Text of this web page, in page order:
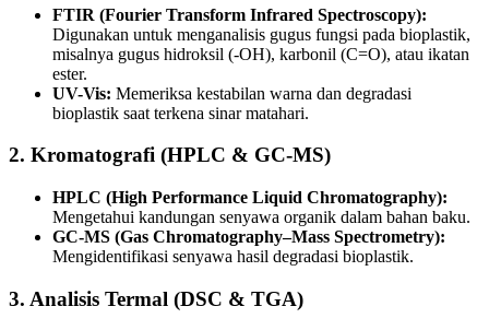
FTIR (Fourier Transform Infrared Spectroscopy):
Digunakan untuk menganalisis gugus fungsi pada bioplastik,
misalnya gugus hidroksil (-OH), karbonil (C=O), atau ikatan
ester.
UV-Vis: Memeriksa kestabilan warna dan degradasi
bioplastik saat terkena sinar matahari.
2. Kromatografi (HPLC & GC-MS)
HPLC (High Performance Liquid Chromatography):
Mengetahui kandungan senyawa organik dalam bahan baku.
GC-MS (Gas Chromatography–Mass Spectrometry):
Mengidentifikasi senyawa hasil degradasi bioplastik.
3. Analisis Termal (DSC & TGA)